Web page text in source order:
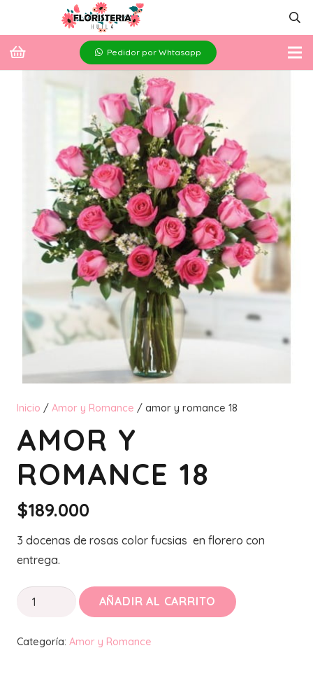
Pedidor por Whtasapp
Inicio / Amor y Romance / amor y romance 18
AMOR Y
ROMANCE 18
$189.000
3 docenas de rosas color fucsias en florero con
entrega.
amor
romance
AÑADIR AL CARRITO
Categoría: Amor y Romance